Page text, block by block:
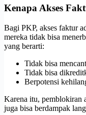
Kenapa Akses
Bagi PKP, akses faktur
mereka tidak bisa
yang berarti:
Tidak bisa
Tidak bisa
Berpotensi
Karena itu, pemblokiran
juga bisa berdampak